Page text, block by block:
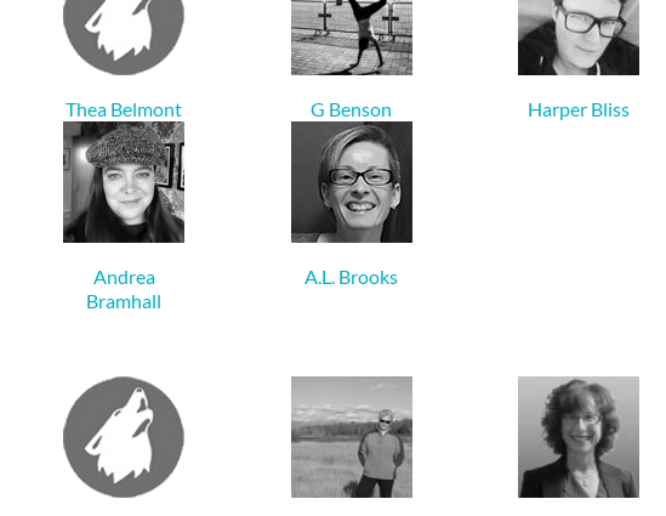
Thea Belmont G Benson Harper Bliss
Andrea
Bramhall
A.L. Brooks